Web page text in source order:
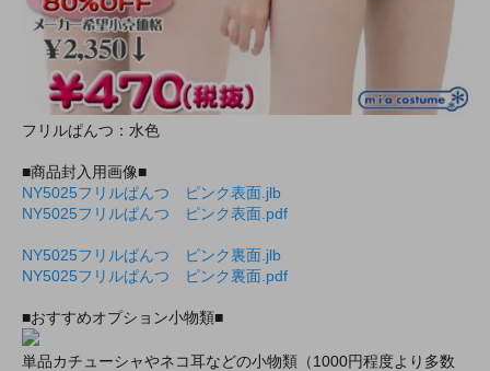
フリルぱんつ：水色
■商品封入用画像■
NY5025フリルぱんつ ピンク表面.jlb
NY5025フリルぱんつ ピンク表面.pdf
NY5025フリルぱんつ ピンク裏面.jlb
NY5025フリルぱんつ ピンク裏面.pdf
■おすすめオプション小物類■
単品カチューシャやネコ耳などの小物類（1000円程度より多数